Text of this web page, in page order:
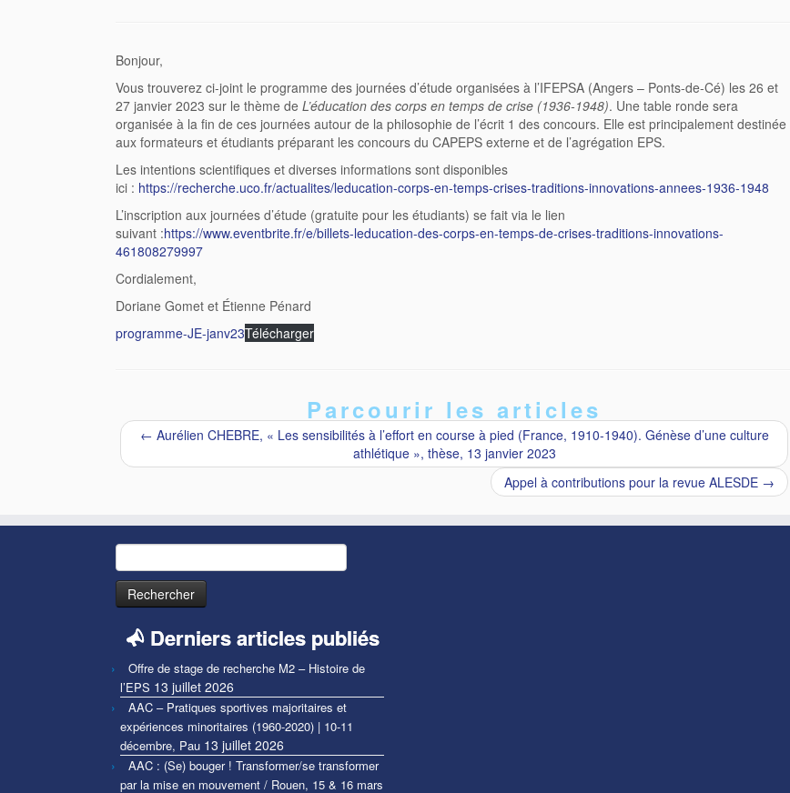
Bonjour,
Vous trouverez ci-joint le programme des journées d’étude organisées à l’IFEPSA (Angers – Ponts-de-Cé) les 26 et
27 janvier 2023 sur le thème de L’éducation des corps en temps de crise (1936-1948). Une table ronde sera
organisée à la fin de ces journées autour de la philosophie de l’écrit 1 des concours. Elle est principalement destinée
aux formateurs et étudiants préparant les concours du CAPEPS externe et de l’agrégation EPS.
Les intentions scientifiques et diverses informations sont disponibles
ici : https://recherche.uco.fr/actualites/leducation-corps-en-temps-crises-traditions-innovations-annees-1936-1948
L’inscription aux journées d’étude (gratuite pour les étudiants) se fait via le lien
suivant :https://www.eventbrite.fr/e/billets-leducation-des-corps-en-temps-de-crises-traditions-innovations-
461808279997
Cordialement,
Doriane Gomet et Étienne Pénard
programme-JE-janv23Télécharger
Parcourir les articles
← Aurélien CHEBRE, « Les sensibilités à l’effort en course à pied (France, 1910-1940). Génèse d’une culture
athlétique », thèse, 13 janvier 2023
Appel à contributions pour la revue ALESDE →
Rechercher :
Derniers articles publiés
Offre de stage de recherche M2 – Histoire de
l’EPS 13 juillet 2026
AAC – Pratiques sportives majoritaires et
expériences minoritaires (1960-2020) | 10-11
décembre, Pau 13 juillet 2026
AAC : (Se) bouger ! Transformer/se transformer
par la mise en mouvement / Rouen, 15 & 16 mars